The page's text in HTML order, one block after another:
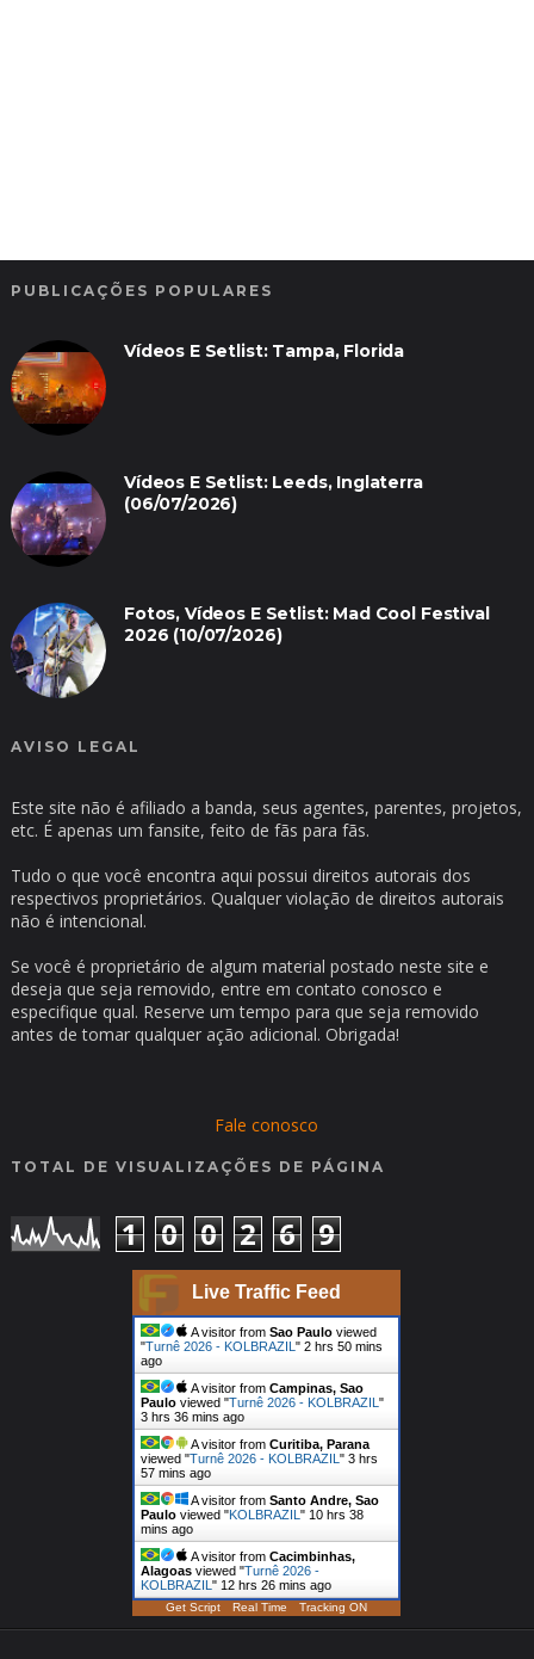
PUBLICAÇÕES POPULARES
Vídeos E Setlist: Tampa, Florida
Vídeos E Setlist: Leeds, Inglaterra
(06/07/2026)
Fotos, Vídeos E Setlist: Mad Cool Festival
2026 (10/07/2026)
AVISO LEGAL
Este site não é afiliado a banda, seus agentes, parentes, projetos,
etc. É apenas um fansite, feito de fãs para fãs.
Tudo o que você encontra aqui possui direitos autorais dos
respectivos proprietários. Qualquer violação de direitos autorais
não é intencional.
Se você é proprietário de algum material postado neste site e
deseja que seja removido, entre em contato conosco e
especifique qual. Reserve um tempo para que seja removido
antes de tomar qualquer ação adicional. Obrigada!
Fale conosco
TOTAL DE VISUALIZAÇÕES DE PÁGINA
1 0 0 2 6 9
Live Traffic Feed
A visitor fromSao Paulo viewed
"Turnê 2026 - KOLBRAZIL"2 hrs 50 mins
ago
A visitor fromCampinas, Sao
Paulo viewed "Turnê 2026 - KOLBRAZIL"
3 hrs 36 mins ago
A visitor fromCuritiba, Parana
viewed "Turnê 2026 - KOLBRAZIL"3 hrs
57 mins ago
A visitor fromSanto Andre, Sao
Paulo viewed "KOLBRAZIL" 10 hrs 38
mins ago
A visitor fromCacimbinhas,
Alagoas viewed "Turnê 2026 -
KOLBRAZIL" 12 hrs 26 mins ago
Get Script Real Time Tracking ON